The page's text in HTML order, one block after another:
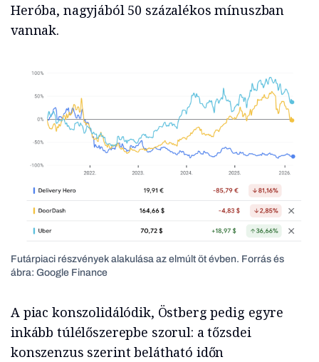
Heróba, nagyjából 50 százalékos mínuszban
vannak.
Futárpiaci részvények alakulása az elmúlt öt évben. Forrás és
ábra: Google Finance
A piac konszolidálódik, Östberg pedig egyre
inkább túlélőszerepbe szorul: a tőzsdei
konszenzus szerint belátható időn